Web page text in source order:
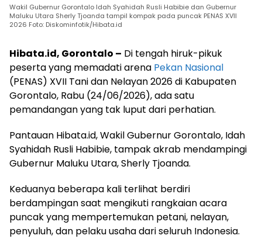
Wakil Gubernur Gorontalo Idah Syahidah Rusli Habibie dan Gubernur
Maluku Utara Sherly Tjoanda tampil kompak pada puncak PENAS XVII
2026 Foto: Diskominfotik/Hibata.id
Hibata.id, Gorontalo – Di tengah hiruk-pikuk
peserta yang memadati arena Pekan Nasional
(PENAS) XVII Tani dan Nelayan 2026 di Kabupaten
Gorontalo, Rabu (24/06/2026), ada satu
pemandangan yang tak luput dari perhatian.
Pantauan Hibata.id, Wakil Gubernur Gorontalo, Idah
Syahidah Rusli Habibie, tampak akrab mendampingi
Gubernur Maluku Utara, Sherly Tjoanda.
Keduanya beberapa kali terlihat berdiri
berdampingan saat mengikuti rangkaian acara
puncak yang mempertemukan petani, nelayan,
penyuluh, dan pelaku usaha dari seluruh Indonesia.